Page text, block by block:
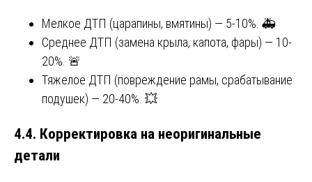
Мелкое ДТП (царапины, вмятины) — 5-10%. 🚑
Среднее ДТП (замена крыла, капота, фары) — 10-
20%. 🚨
Тяжелое ДТП (повреждение рамы, срабатывание
подушек) — 20-40%. 💥
4.4. Корректировка на неоригинальные
детали